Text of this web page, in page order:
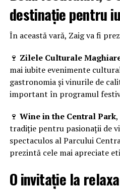
destinație pentru
În această vară, Zaig va fi
🍷 Zilele Culturale
mai iubite evenimente
gastronomia și vinurile de
important în programul
🍷 Wine in the Central Park,
tradiție pentru pasionații de
spectaculos al Parcului
prezintă cele mai apreciate
O invitație la